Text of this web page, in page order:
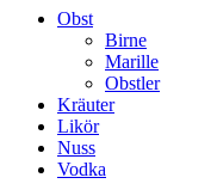
Obst
Birne
Marille
Obstler
Kräuter
Likör
Nuss
Vodka